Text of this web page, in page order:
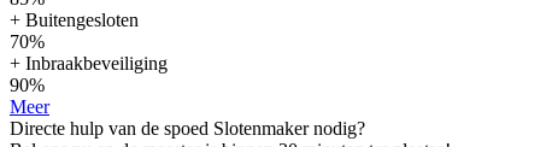
+ Buitengesloten
70%
+ Inbraakbeveiliging
90%
Meer
Directe hulp van de spoed Slotenmaker nodig?